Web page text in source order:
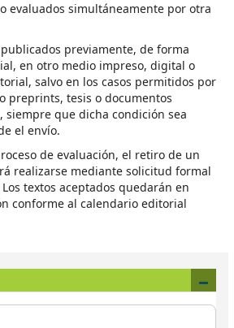
evaluados simultáneamente por otra
previamente, de forma
en otro medio impreso, digital o
salvo en los casos permitidos por
preprints, tesis o documentos
siempre que dicha condición sea
el envío.
de evaluación, el retiro de un
realizarse mediante solicitud formal
textos aceptados quedarán en
conforme al calendario editorial